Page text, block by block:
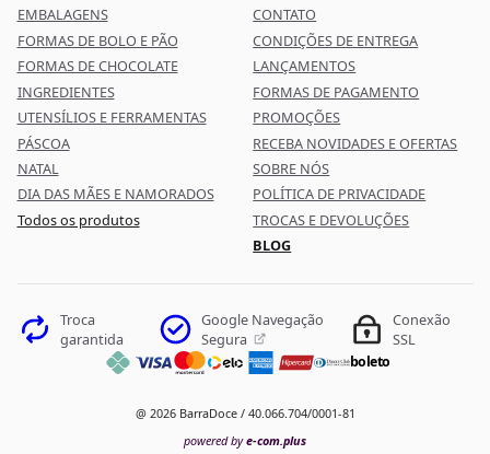
EMBALAGENS
FORMAS DE BOLO E PÃO
FORMAS DE CHOCOLATE
INGREDIENTES
UTENSÍLIOS E FERRAMENTAS
PÁSCOA
NATAL
DIA DAS MÃES E NAMORADOS
Todos os produtos
CONTATO
CONDIÇÕES DE ENTREGA
LANÇAMENTOS
FORMAS DE PAGAMENTO
PROMOÇÕES
RECEBA NOVIDADES E OFERTAS
SOBRE NÓS
POLÍTICA DE PRIVACIDADE
TROCAS E DEVOLUÇÕES
BLOG
Troca
garantida
Google Navegação
Segura
Conexão
SSL
boleto
@ 2026 BarraDoce / 40.066.704/0001-81
powered bye-com.plus